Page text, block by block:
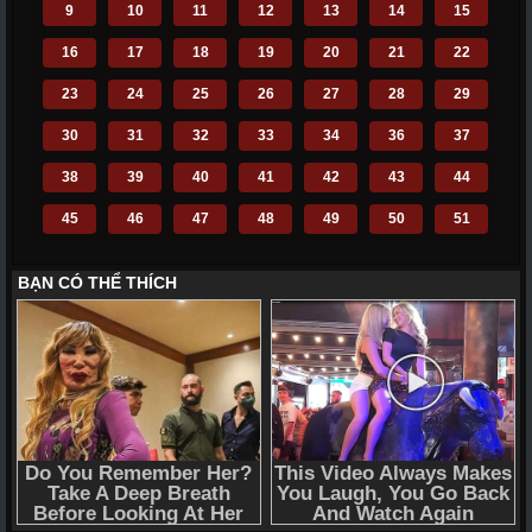
9 10 11 12 13 14 15
16 17 18 19 20 21 22
23 24 25 26 27 28 29
30 31 32 33 34 36 37
38 39 40 41 42 43 44
45 46 47 48 49 50 51
59 60 61 62 63 64 65
66 67 69 70 71 72
110 111 112 113 114 115 116
117 118 119 120 121 122 123
124 125 126 127 128 129 130
131 132 133 135 136 137